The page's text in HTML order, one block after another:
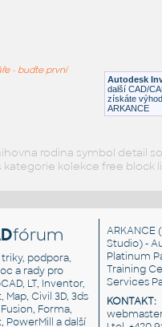
11214-Red
Autodesk
další CAD/
získáte
ARKANCE
- buďte první
rodina symbol detail
kategorie kolekce free block
fórum
triky, podpora,
a rady pro
LT, Inventor,
Map, Civil 3D, 3ds
Fusion, Forma,
PowerMill a další
ARKANCE
Studio) -
Platinum
Training
Services
KONTAKT: